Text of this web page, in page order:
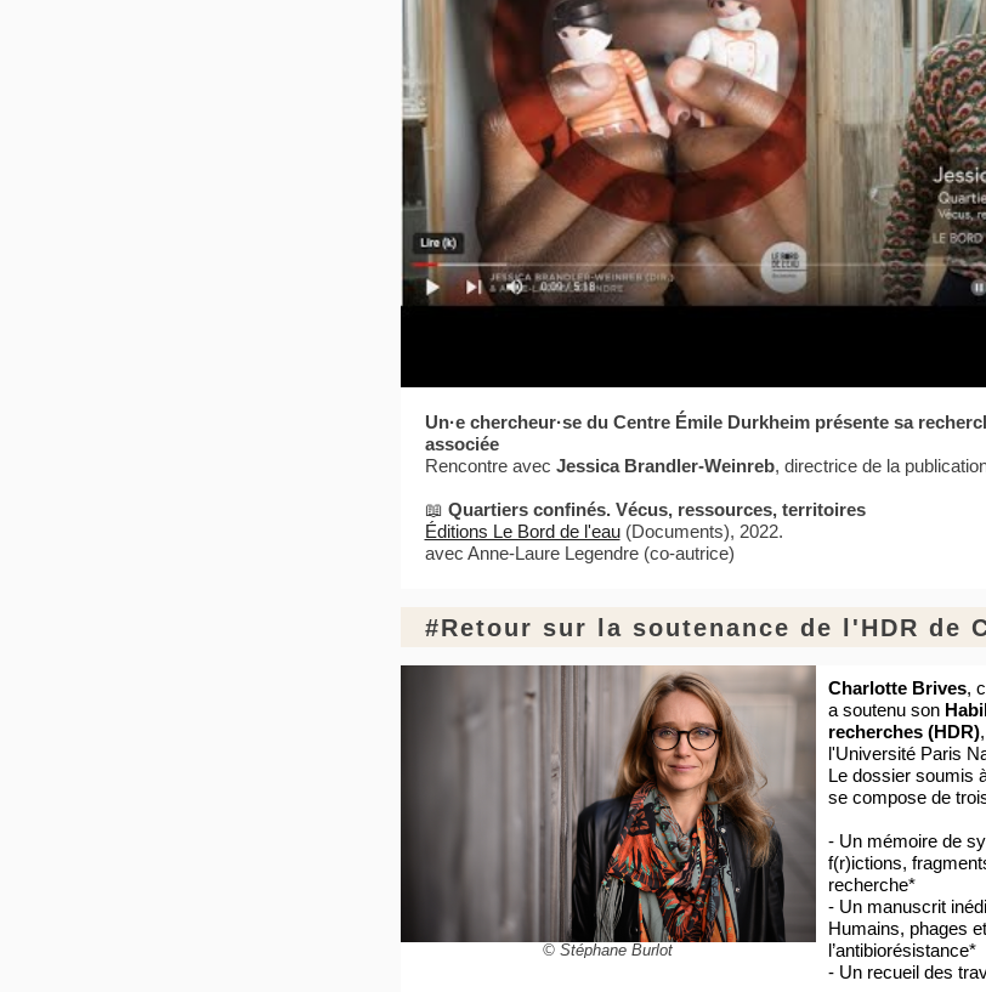
Un·e chercheur·se du Centre Émile Durkheim présente sa
associée
Rencontre avec Jessica Brandler-Weinreb, directrice de la
📖 Quartiers confinés. Vécus, ressources, territoires
Éditions Le Bord de l'eau(Documents), 2022.
avec Anne-Laure Legendre (co-autrice)
#Retour sur la soutenance de l'HDR de
© Stéphane Burlot
Charlotte Brives,
a soutenu son
recherches (HDR)
l'Université Paris
Le dossier soumis
se compose de
- Un mémoire de
f(r)ictions,
recherche*
- Un manuscrit
Humains, phages
l’antibiorésistance*
- Un recueil des